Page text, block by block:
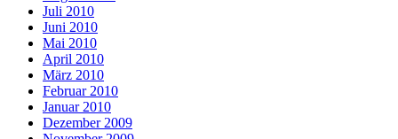
Juli 2010
Juni 2010
Mai 2010
April 2010
März 2010
Februar 2010
Januar 2010
Dezember 2009